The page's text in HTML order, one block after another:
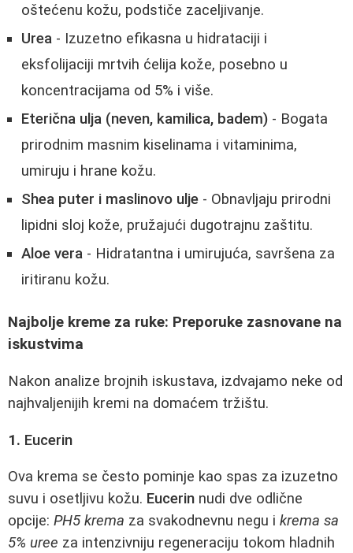
oštećenu kožu, podstiče zaceljivanje.
Urea - Izuzetno efikasna u hidrataciji i
eksfolijaciji mrtvih ćelija kože, posebno u
koncentracijama od 5% i više.
Eterična ulja (neven, kamilica, badem) - Bogata
prirodnim masnim kiselinama i vitaminima,
umiruju i hrane kožu.
Shea puter i maslinovo ulje - Obnavljaju prirodni
lipidni sloj kože, pružajući dugotrajnu zaštitu.
Aloe vera - Hidratantna i umirujuća, savršena za
iritiranu kožu.
Najbolje kreme za ruke: Preporuke zasnovane na
iskustvima
Nakon analize brojnih iskustava, izdvajamo neke od
najhvaljenijih kremi na domaćem tržištu.
1. Eucerin
Ova krema se često pominje kao spas za izuzetno
suvu i osetljivu kožu. Eucerin nudi dve odlične
opcije: PH5 krema za svakodnevnu negu i krema sa
5% uree za intenzivniju regeneraciju tokom hladnih